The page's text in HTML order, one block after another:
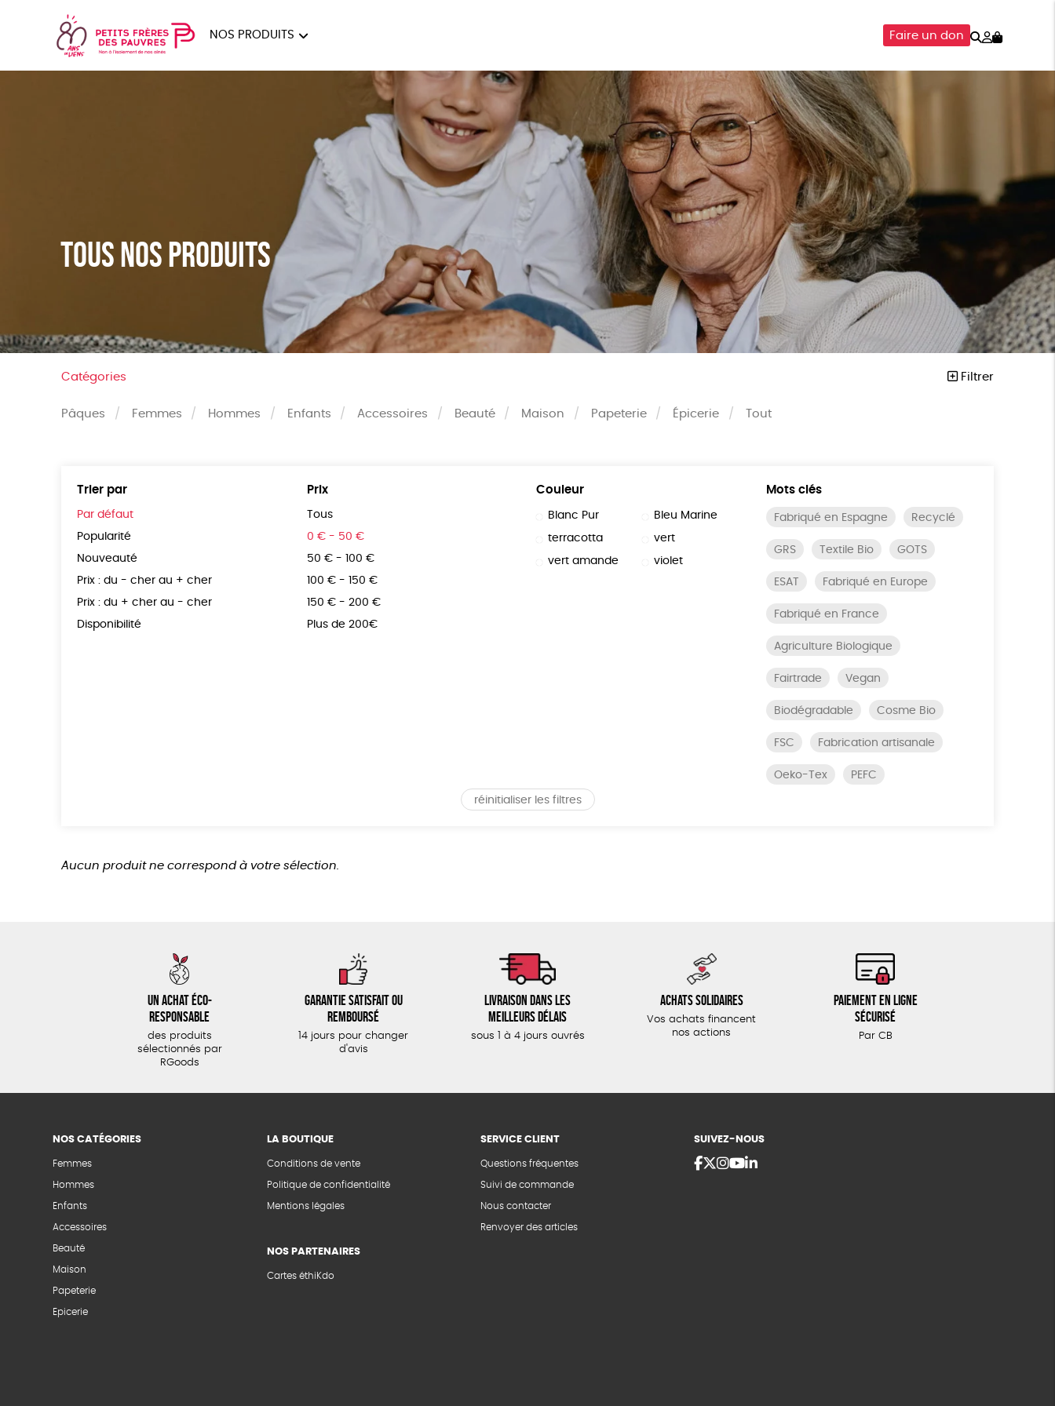
NOS PRODUITS
HOMMES ENFANTS ACCESSOIRES ÉPICERIE
BEAUTÉ MAISON
Faire un don Rechercher
Mon
Tous nos produits
Catégories Filtrer
Pâques Femmes Hommes Enfants Accessoires Beauté Maison Papeterie Épicerie Tout
Trier par
Par défaut
Popularité
Nouveauté
Prix : du - cher au + cher
Prix : du + cher au - cher
Disponibilité
Prix
Tous
0 € - 50 €
50 € - 100 €
100 € - 150 €
150 € - 200 €
Plus de 200€
Couleur
Blanc Pur Bleu Marine
terracotta vert
vert amande violet
Mots clés
Fabriqué en Espagne Recyclé
GRS Textile Bio GOTS
ESAT Fabriqué en Europe
Fabriqué en France
Agriculture Biologique
Fairtrade Vegan
Biodégradable Cosme Bio
FSC Fabrication artisanale
Oeko-Tex PEFC
réinitialiser les filtres
Aucun produit ne correspond à votre sélection.
Un achat éco-
responsable
des produits
sélectionnés par
RGoods
Garantie satisfait ou
remboursé
14 jours pour changer
d'avis
Livraison dans les
meilleurs délais
sous 1 à 4 jours ouvrés
Achats solidaires
Vos achats financent
nos actions
Paiement en ligne
sécurisé
Par CB
NOS CATÉGORIES
Femmes
Hommes
Enfants
Accessoires
Beauté
Maison
Papeterie
Epicerie
LA BOUTIQUE
Conditions de vente
Politique de confidentialité
Mentions légales
NOS PARTENAIRES
Cartes éthiKdo
SERVICE CLIENT
Questions fréquentes
Suivi de commande
Nous contacter
Renvoyer des articles
SUIVEZ-NOUS